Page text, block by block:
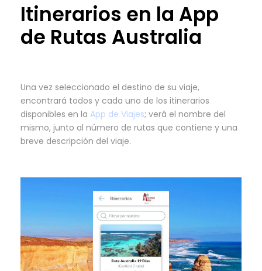
Itinerarios en la App
de Rutas Australia
Una vez seleccionado el destino de su viaje,
encontrará todos y cada uno de los itinerarios
disponibles en la App de Viajes; verá el nombre del
mismo, junto al número de rutas que contiene y una
breve descripción del viaje.